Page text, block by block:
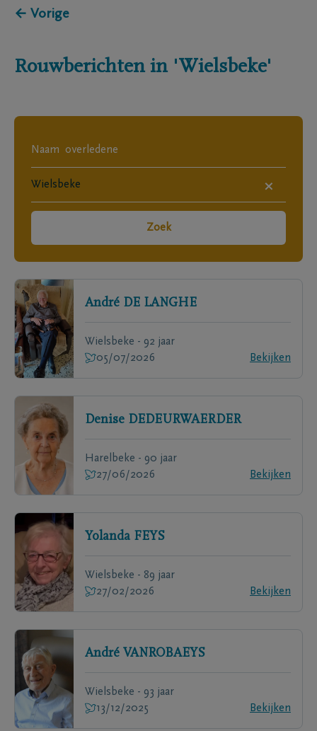
← Vorige
Rouwberichten in 'Wielsbeke'
×
Zoek
André DE LANGHE
Wielsbeke - 92 jaar
05/07/2026
Bekijken
Denise DEDEURWAERDER
Harelbeke - 90 jaar
27/06/2026
Bekijken
Yolanda FEYS
Wielsbeke - 89 jaar
27/02/2026
Bekijken
André VANROBAEYS
Wielsbeke - 93 jaar
13/12/2025
Bekijken